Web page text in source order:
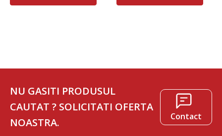
fost:753 lei.
NU GASITI PRODUSUL
CAUTAT ? SOLICITATI OFERTA
NOASTRA.
Contact